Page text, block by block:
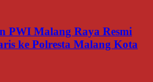
PWI Malang Raya Resmi
ke Polresta Malang Kota